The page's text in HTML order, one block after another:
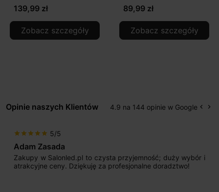
139,99 zł
Zobacz szczegóły
89,99 zł
Zobacz szczegóły
Opinie naszych Klientów 4.9 na 144 opinie w Google keyboard_arrow_left keyboard_arrow_right
to czysta przyjemność; duży wybór i
za profesjonalne doradztwo!
Jestem bardzo
początku